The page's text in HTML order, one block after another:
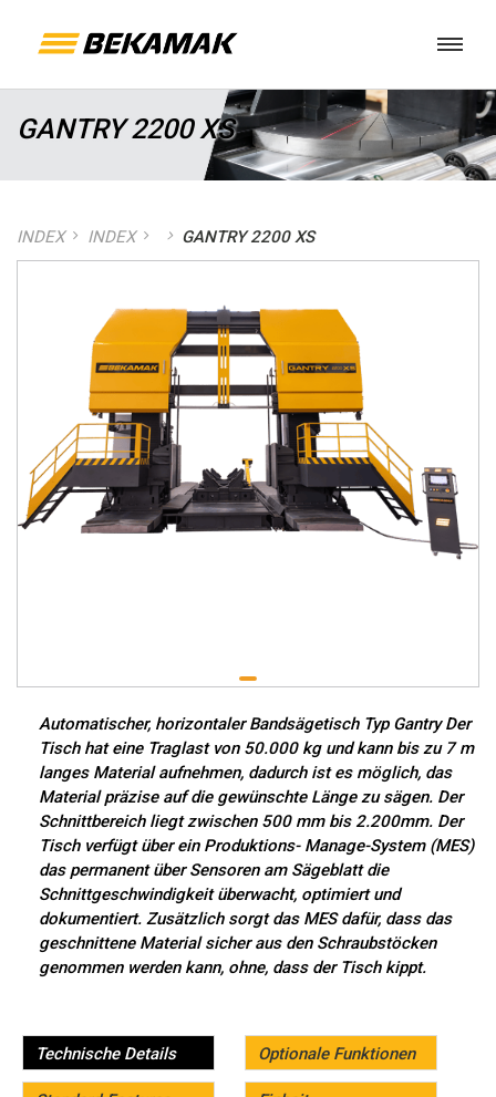
GANTRY 2200 XS
INDEX INDEX GANTRY 2200 XS
Automatischer, horizontaler Bandsägetisch Typ Gantry Der
Tisch hat eine Traglast von 50.000 kg und kann bis zu 7 m
langes Material aufnehmen, dadurch ist es möglich, das
Material präzise auf die gewünschte Länge zu sägen. Der
Schnittbereich liegt zwischen 500 mm bis 2.200mm. Der
Tisch verfügt über ein Produktions- Manage-System (MES)
das permanent über Sensoren am Sägeblatt die
Schnittgeschwindigkeit überwacht, optimiert und
dokumentiert. Zusätzlich sorgt das MES dafür, dass das
geschnittene Material sicher aus den Schraubstöcken
genommen werden kann, ohne, dass der Tisch kippt.
Technische Details Optionale Funktionen